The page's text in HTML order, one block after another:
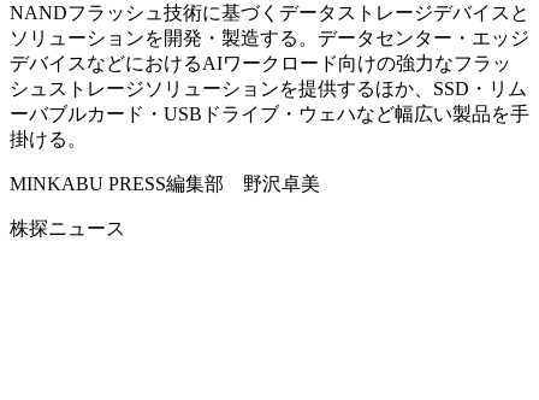
NANDフラッシュ技術に基づくデータストレージデバイスと
ソリューションを開発・製造する。データセンター・エッジ
デバイスなどにおけるAIワークロード向けの強力なフラッ
シュストレージソリューションを提供するほか、SSD・リム
ーバブルカード・USBドライブ・ウェハなど幅広い製品を手
掛ける。
MINKABU PRESS編集部 野沢卓美
株探ニュース